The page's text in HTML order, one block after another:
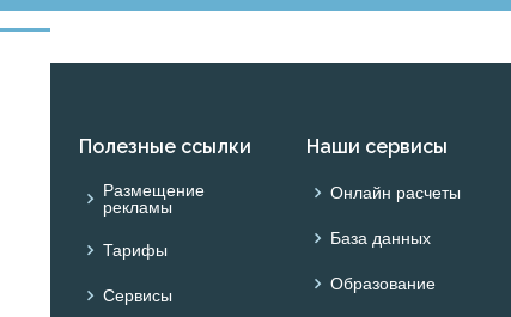
Полезные ссылки
Размещение
рекламы
Тарифы
Сервисы
Наши сервисы
Онлайн расчеты
База данных
Образование